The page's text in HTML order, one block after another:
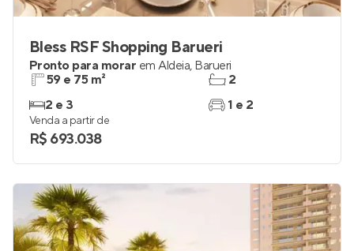
Bless RSF Shopping Barueri
Pronto para morar em Aldeia, Barueri
59 e 75 m²
2 e 3
2
1 e 2
Venda a partir de
R$ 693.038